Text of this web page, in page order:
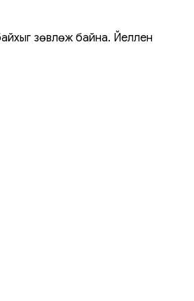
зөвлөж байна. Йеллен